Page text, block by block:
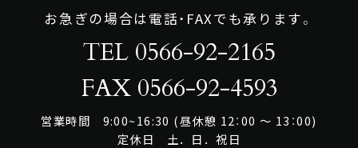
お急ぎの場合は電話・FAXでも承ります。
TEL 0566-92-2165
FAX 0566-92-4593
営業時間 9:00~16:30 (昼休憩 12：00 ～ 13：00)
定休日 土．日．祝日